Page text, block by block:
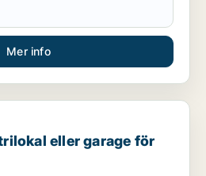
Mer info
eller garage för uthyrning i Luleå
eller garage för